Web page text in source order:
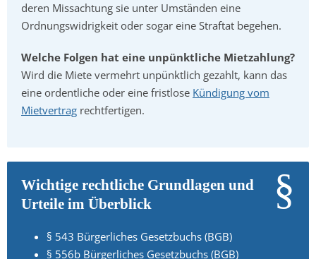
deren Missachtung sie unter Umständen eine
Ordnungswidrigkeit oder sogar eine Straftat begehen.
Welche Folgen hat eine unpünktliche Mietzahlung?
Wird die Miete vermehrt unpünktlich gezahlt, kann das
eine ordentliche oder eine fristlose Kündigung vom
Mietvertrag rechtfertigen.
Wichtige rechtliche Grundlagen und
Urteile im Überblick
§ 543 Bürgerliches Gesetzbuchs (BGB)
§ 556b Bürgerliches Gesetzbuchs (BGB)